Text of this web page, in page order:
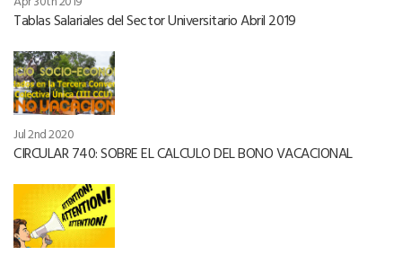
Tablas Salariales del Sector Universitario Abril 2019
Jul 2nd 2020
CIRCULAR 740: SOBRE EL CALCULO DEL BONO VACACIONAL